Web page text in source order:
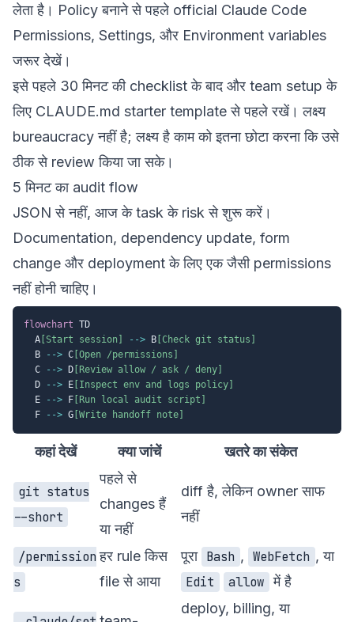
लेता है। Policy बनाने से पहले official Claude Code
Permissions, Settings, और Environment variables
जरूर देखें।
इसेपहले 30 मिनट की checklistके बाद और team setup के
लिए CLAUDE.md starter templateसे पहले रखें। लक्ष्य
bureaucracy नहीं है; लक्ष्य है काम को इतना छोटा करना कि उसे
ठीक से review किया जा सके।
5 मिनट का audit flow
JSON से नहीं, आज के task के risk से शुरू करें।
Documentation, dependency update, form
change और deployment के लिए एक जैसी permissions
नहीं होनी चाहिए।
flowchart TD
  A
[Start session] --> B [Check git status]
  B
--> C [Open /permissions]
  C
--> D [Review allow / ask / deny]
  D
--> E [Inspect env and logs policy]
  E
--> F [Run local audit script]
  F
--> G [Write handoff note]
कहां देखें क्या जांचें खतरे का संकेत
git status
--short
पहले से
changes हैं
या नहीं
diff है, लेकिन owner साफ
नहीं
/permission
s
हर rule किस
file से आया
पूरा Bash , WebFetch , या
Edit
allow में है
deploy, billing, या